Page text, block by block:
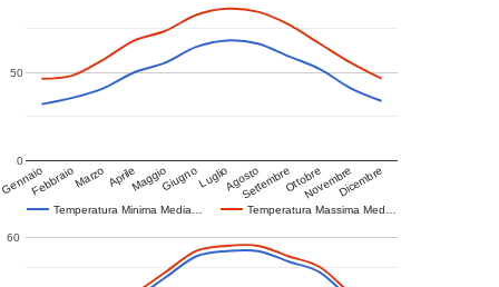
Temperatura Minima Media… Temperatura Massima Med…
GennaioFebbraioMarzo AprileMaggioGiugnoLuglioAgosto
SettembreOttobreNovembreDicembre
0
50
60